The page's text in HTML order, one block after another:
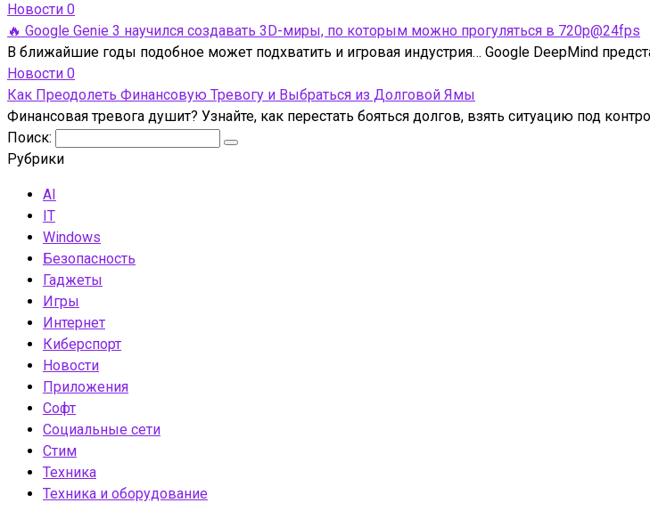
Новости 0
🔥 Google Genie 3 научился создавать 3D-миры, по которым можно прогуляться в 720p@24fps
В ближайшие годы подобное может подхватить и игровая индустрия… Google DeepMind
Новости 0
Как Преодолеть Финансовую Тревогу и Выбраться из Долговой Ямы
Финансовая тревога душит? Узнайте, как перестать бояться долгов, взять ситуацию под
Поиск:
Рубрики
AI
IT
Windows
Безопасность
Гаджеты
Игры
Интернет
Киберспорт
Новости
Приложения
Софт
Социальные сети
Стим
Техника
Техника и оборудование